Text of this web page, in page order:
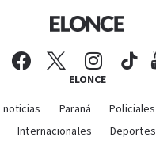
ELONCE
noticias Paraná Policiales
Internacionales Deportes